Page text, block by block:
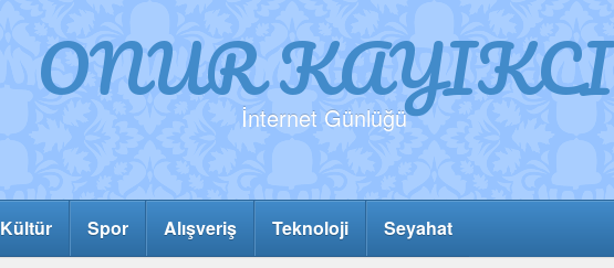
ONUR KAYIKCI
İnternet Günlüğü
Kültür Spor Alışveriş Teknoloji Seyahat